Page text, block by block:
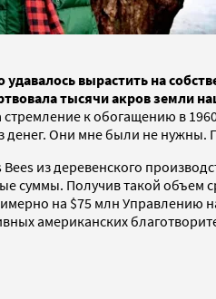
вырастить на
тысячи акров земли
к обогащению в
денег. Они мне были не
из деревенского
суммы. Получив такой объем
на $75 млн Управлению
американских